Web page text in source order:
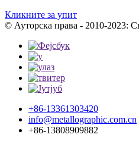
Кликните за упит
© Ауторска права - 2010-2023:
+86-13361303420
info@metallographic.com.cn
+86-13808909882